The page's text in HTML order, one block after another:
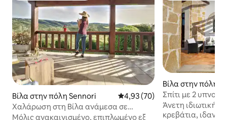
Βίλα στην πόλη Sennori Μέση βαθμολογία: 4,93 στα 5,
4,93 (70)
Χαλάρωση στη Βίλα ανάμεσα σε
ελαιόδεντρα, θάλασσα και ιδιωτικό
Μόλις ανακαινισμένο, επιπλωμένο εξ
Βίλα στην πόλη
Σπίτι με 2
με θέα στη
Άνετη ιδιωτική
κρεβάτια,